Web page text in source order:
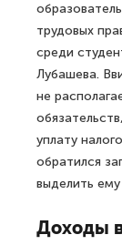
трудовых
среди
Лубашева.
не
уплату
обратился
выделить
Доходы